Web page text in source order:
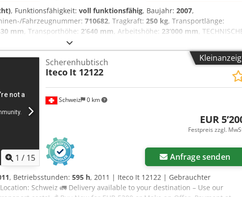
, Funktionsfähigkeit: voll funktionsfähig, Baujahr: 2007,
Fahrzeugnummer: 710682, Tragkraft: 250 kg, Transportlänge:
mm, Transporthöhe: 2’640 mm, Arbeitshöhe: 23’000 mm,
Plattformhöhe: 21.000 mm Plattformtragfähigkeit: 250 kg MASCHINEN-
Luftreifen Chodozrmucjpfx Amuoa Betriebsstunden: 2.911 h
(L × B × H): 11.570 × 2.430 × 2.640 mm Leergewicht: 14.700 kg
CE-Kennzeichnung vorhanden CE-Zertifikat vorhanden
1 / 15
Schweiz 0 km
Scherenhubtisch
Iteco It 12122
EUR
Festpreis zzgl.
Anfrage senden
, Betriebsstunden: 595 h, 2011 | Iteco It 12122 | Gebrauchter
Schweiz 🚛 Delivery available to your destination – Use our